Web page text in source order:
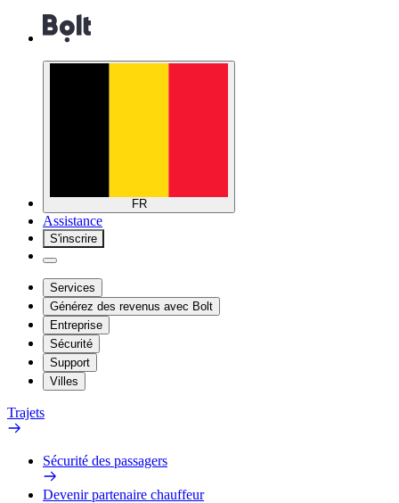
FR
Assistance
S'inscrire
Services
Générez des revenus avec Bolt
Entreprise
Sécurité
Support
Villes
Trajets
Sécurité des passagers
Devenir partenaire chauffeur